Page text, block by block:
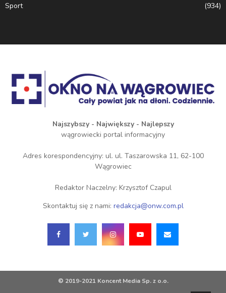
Sport
(934)
Najszybszy - Największy - Najlepszy
wągrowiecki portal informacyjny
Adres korespondencyjny: ul. ul. Taszarowska 11, 62-100
Wągrowiec
Redaktor Naczelny: Krzysztof Czapul
Skontaktuj się z nami: redakcja@onw.com.pl
© 2019-2021 Koncent Media Sp. z o.o.